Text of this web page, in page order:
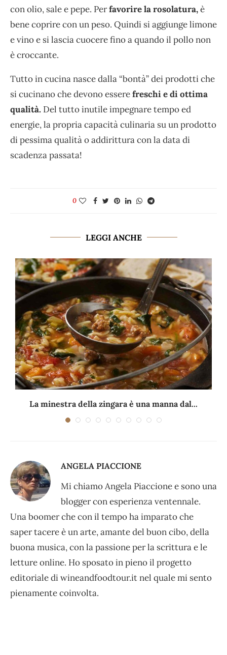
con olio, sale e pepe. Perfavorire la rosolatura,è
bene coprire con un peso. Quindi si aggiunge limone
e vino e si lascia cuocere fino a quando il pollo non
è croccante.
Tutto in cucina nasce dalla “bontà” dei prodotti che
si cucinano che devono esserefreschi e di ottima
qualità. Del tutto inutile impegnare tempo ed
energie, la propria capacità culinaria su un prodotto
di pessima qualità o addirittura con la data di
scadenza passata!
0
LEGGI ANCHE
La minestra della zingara è una manna dal...
ANGELA PIACCIONE
Mi chiamo Angela Piaccione e sono una
blogger con esperienza ventennale.
Una boomer che con il tempo ha imparato che
saper tacere è un arte, amante del buon cibo, della
buona musica, con la passione per la scrittura e le
letture online. Ho sposato in pieno il progetto
editoriale di wineandfoodtour.it nel quale mi sento
pienamente coinvolta.